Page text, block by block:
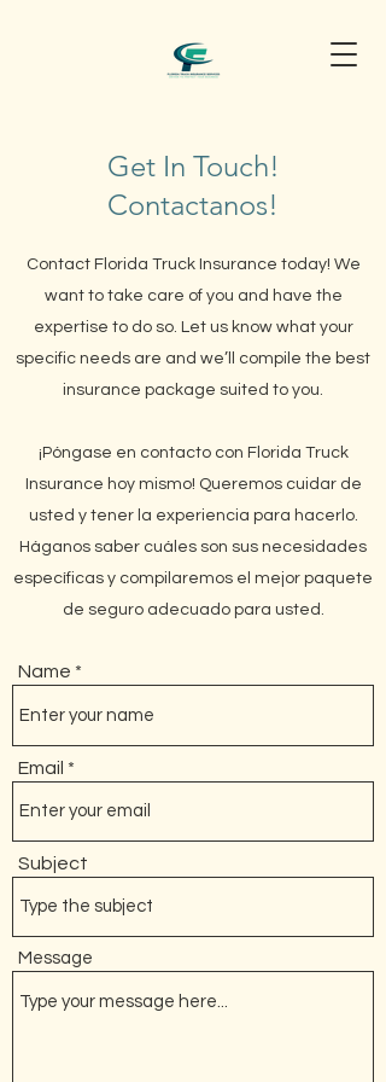
Get In Touch!
Contactanos!
Contact Florida Truck Insurance today! We
want to take care of you and have the
expertise to do so. Let us know what your
specific needs are and we’ll compile the best
insurance package suited to you.
¡Póngase en contacto con Florida Truck
Insurance hoy mismo! Queremos cuidar de
usted y tener la experiencia para hacerlo.
Háganos saber cuáles son sus necesidades
específicas y compilaremos el mejor paquete
de seguro adecuado para usted.
Name
Email
Subject
Message